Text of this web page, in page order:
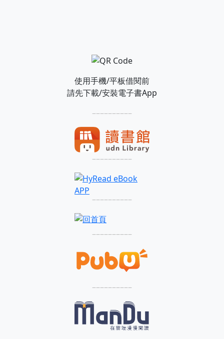
使用手機/平板借閱前
請先下載/安裝電子書App
––––––––––
––––––––––
––––––––––
––––––––––
––––––––––